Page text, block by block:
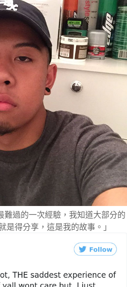
難過的一次經驗，我知道大部分的
是得分享，這是我的故事。」